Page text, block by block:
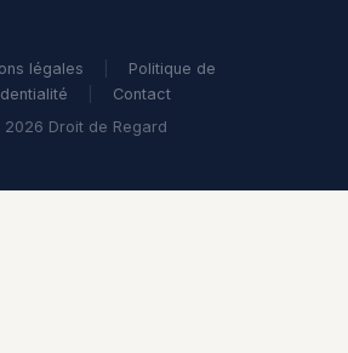
légales
Politique de
Contact
Droit de Regard